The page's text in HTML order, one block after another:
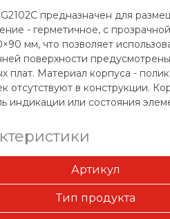
предназначен для
- герметичное, с
мм, что позволяет
поверхности
плат. Материал корпуса -
отсутствуют в конструкции.
индикации или состояния
Артикул
Тип продукта